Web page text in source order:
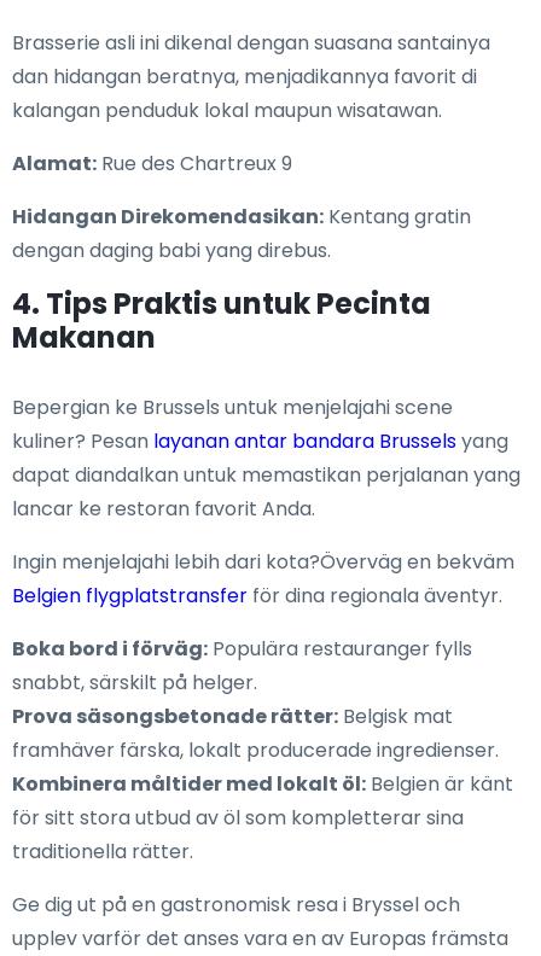
Brasserie asli ini dikenal dengan suasana santainya
dan hidangan beratnya, menjadikannya favorit di
kalangan penduduk lokal maupun wisatawan.
Alamat: Rue des Chartreux 9
Hidangan Direkomendasikan: Kentang gratin
dengan daging babi yang direbus.
4. Tips Praktis untuk Pecinta
Makanan
Bepergian ke Brussels untuk menjelajahi scene
kuliner? Pesan layanan antar bandara Brusselsyang
dapat diandalkan untuk memastikan perjalanan yang
lancar ke restoran favorit Anda.
Ingin menjelajahi lebih dari kota?Överväg en bekväm
Belgien flygplatstransfer för dina regionala äventyr.
Boka bord i förväg: Populära restauranger fylls
snabbt, särskilt på helger.
Prova säsongsbetonade rätter: Belgisk mat
framhäver färska, lokalt producerade ingredienser.
Kombinera måltider med lokalt öl: Belgien är känt
för sitt stora utbud av öl som kompletterar sina
traditionella rätter.
Ge dig ut på en gastronomisk resa i Bryssel och
upplev varför det anses vara en av Europas främsta